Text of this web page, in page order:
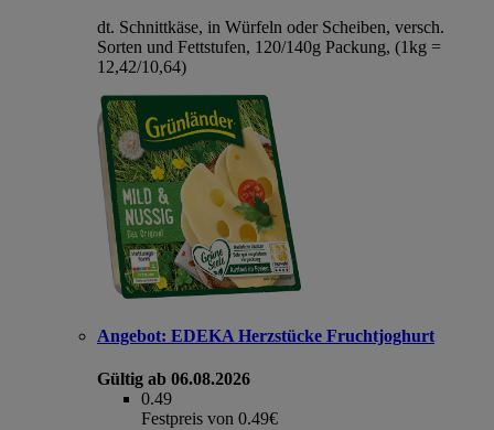
dt. Schnittkäse, in Würfeln oder Scheiben, versch.
Sorten und Fettstufen, 120/140g Packung, (1kg =
12,42/10,64)
Angebot: EDEKA Herzstücke Fruchtjoghurt
Gültig ab 06.08.2026
0.49
Festpreis von 0.49€